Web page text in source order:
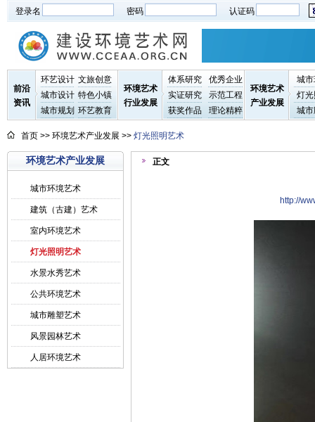
登录名 密码 认证码
前沿
资讯
环艺设计 文旅创意
城市设计 特色小镇
城市规划 环艺教育
环境艺术
行业发展
体系研究
优秀企业
实证研究
示范工程
获奖作品
理论精粹
环境艺术
产业发展
城
灯
城
首页 >> 环境艺术产业发展 >> 灯光照明艺术
环境艺术产业发展
城市环境艺术
建筑（古建）艺术
室内环境艺术
灯光照明艺术
水景水秀艺术
公共环境艺术
城市雕塑艺术
风景园林艺术
人居环境艺术
正文
http://